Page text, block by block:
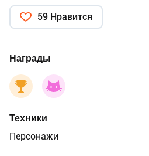
59 Нравится
Награды
Техники
Персонажи